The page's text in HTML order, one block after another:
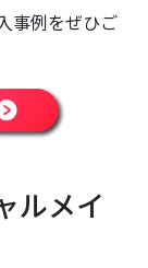
事例をぜひご
ルメイ